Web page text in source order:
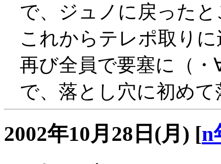
で、ジュノに戻った
これからテレポ取り
再び全員で要塞に（
で、落とし穴に初め
2002年10月28日(月) [n